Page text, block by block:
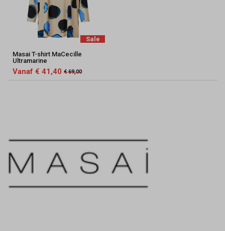
Sale
Masai T-shirt MaCecille
Ultramarine
Vanaf € 41,40 € 69,00